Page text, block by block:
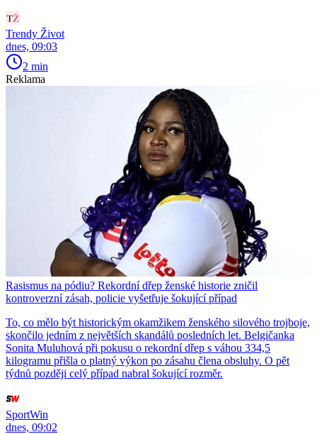
Trendy Život
dnes, 09:03
2 min
Reklama
Rasismus na pódiu? Rekordní dřep ženské historie zničil
kontroverzní zásah, policie vyšetřuje šokující případ
To, co mělo být historickým okamžikem ženského silového trojboje,
skončilo jedním z největších skandálů posledních let. Belgičanka
Sonita Muluhová při pokusu o rekordní dřep s váhou 334,5
kilogramu přišla o platný výkon po zásahu člena obsluhy. O pět
týdnů později celý případ nabral šokující rozměr.
SportWin
dnes, 09:02